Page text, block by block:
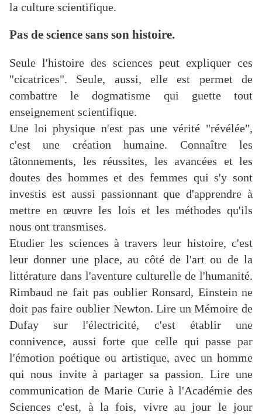
la culture scientifique.
Pas de science sans son histoire.
Seule l'histoire des sciences peut expliquer ces
"cicatrices". Seule, aussi, elle est permet de
combattre le dogmatisme qui guette tout
enseignement scientifique.
Une loi physique n'est pas une vérité "révélée",
c'est une création humaine. Connaître les
tâtonnements, les réussites, les avancées et les
doutes des hommes et des femmes qui s'y sont
investis est aussi passionnant que d'apprendre à
mettre en œuvre les lois et les méthodes qu'ils
nous ont transmises.
Etudier les sciences à travers leur histoire, c'est
leur donner une place, au côté de l'art ou de la
littérature dans l'aventure culturelle de l'humanité.
Rimbaud ne fait pas oublier Ronsard, Einstein ne
doit pas faire oublier Newton. Lire un Mémoire de
Dufay sur l'électricité, c'est établir une
connivence, aussi forte que celle qui passe par
l'émotion poétique ou artistique, avec un homme
qui nous invite à partager sa passion. Lire une
communication de Marie Curie à l'Académie des
Sciences c'est, à la fois, vivre au jour le jour